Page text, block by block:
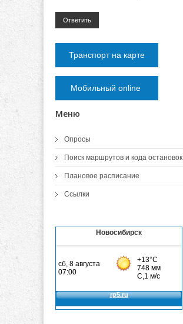
Ответить
Транспорт на карте
Мобильный online
Меню
Опросы
Поиск маршрутов и кода остановок
Плановое расписание
Ссылки
Новосибирск